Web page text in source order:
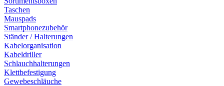
Taschen
Mauspads
Smartphonezubehör
Ständer / Halterungen
Kabelorganisation
Kabeldriller
Schlauchhalterungen
Klettbefestigung
Gewebeschläuche